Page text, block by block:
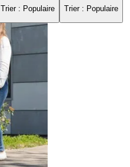
Trier : Populaire Trier : Populaire